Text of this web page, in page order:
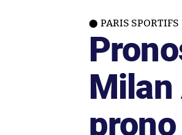
PARIS SPORTIFS
Milan